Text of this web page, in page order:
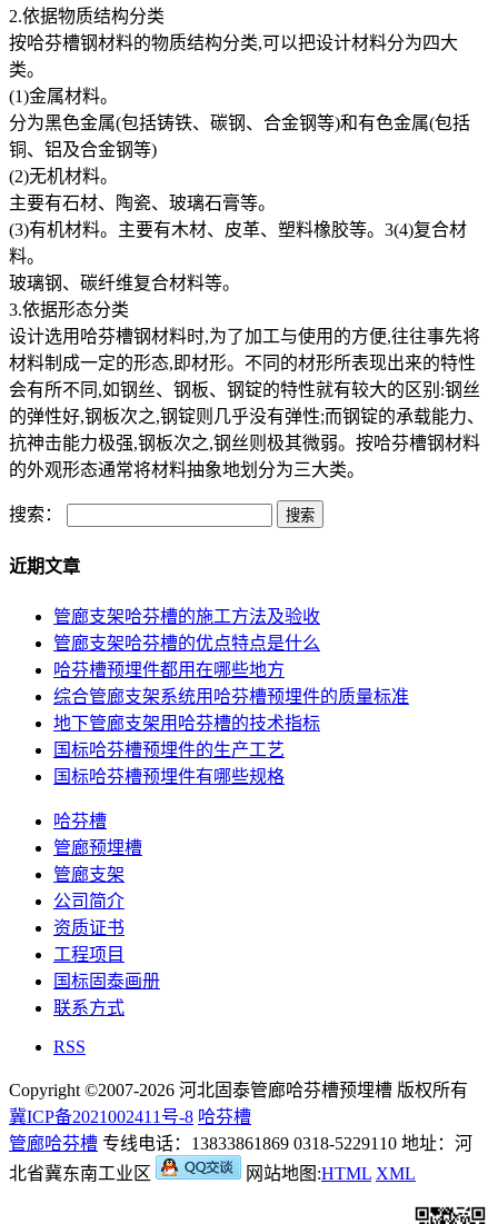
2.依据物质结构分类
按哈芬槽钢材料的物质结构分类,可以把设计材料分为四大
类。
(1)金属材料。
分为黑色金属(包括铸铁、碳钢、合金钢等)和有色金属(包括
铜、铝及合金钢等)
(2)无机材料。
主要有石材、陶瓷、玻璃石膏等。
(3)有机材料。主要有木材、皮革、塑料橡胶等。3(4)复合材
料。
玻璃钢、碳纤维复合材料等。
3.依据形态分类
设计选用哈芬槽钢材料时,为了加工与使用的方便,往往事先将
材料制成一定的形态,即材形。不同的材形所表现出来的特性
会有所不同,如钢丝、钢板、钢锭的特性就有较大的区别:钢丝
的弹性好,钢板次之,钢锭则几乎没有弹性;而钢锭的承载能力、
抗神击能力极强,钢板次之,钢丝则极其微弱。按哈芬槽钢材料
的外观形态通常将材料抽象地划分为三大类。
搜索：
近期文章
管廊支架哈芬槽的施工方法及验收
管廊支架哈芬槽的优点特点是什么
哈芬槽预埋件都用在哪些地方
综合管廊支架系统用哈芬槽预埋件的质量标准
地下管廊支架用哈芬槽的技术指标
国标哈芬槽预埋件的生产工艺
国标哈芬槽预埋件有哪些规格
哈芬槽
管廊预埋槽
管廊支架
公司简介
资质证书
工程项目
国标固泰画册
联系方式
RSS
Copyright ©2007-2026 河北固泰管廊哈芬槽预埋槽 版权所有
冀ICP备2021002411号-8 哈芬槽
管廊哈芬槽 专线电话：13833861869 0318-5229110 地址：河
北省冀东南工业区
网站地图:HTML XML